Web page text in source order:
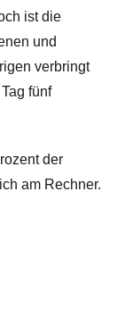
ist die
und
verbringt
fünf
der
am Rechner.